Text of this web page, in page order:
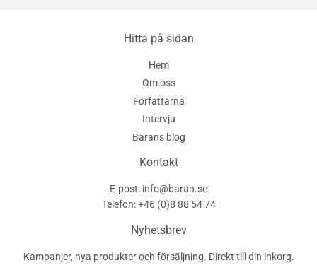
Hitta på sidan
Hem
Om oss
Författarna
Intervju
Barans blog
Kontakt
E-post: info@baran.se
Telefon: +46 (0)8 88 54 74
Nyhetsbrev
Kampanjer, nya produkter och försäljning. Direkt till din inkorg.